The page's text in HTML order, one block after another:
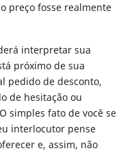
preço fosse realmente
interpretar sua
próximo de sua
pedido de desconto,
de hesitação ou
simples fato de você se
interlocutor pense
e, assim, não